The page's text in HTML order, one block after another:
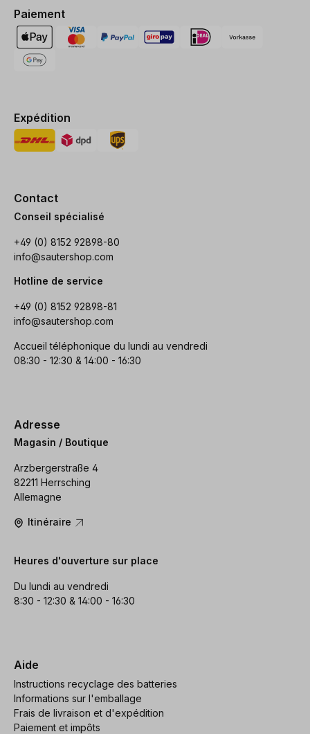
Paiement
Expédition
Contact
Conseil spécialisé
+49 (0) 8152 92898-80
info@sautershop.com
Hotline de service
+49 (0) 8152 92898-81
info@sautershop.com
Accueil téléphonique du lundi au vendredi
08:30 - 12:30 & 14:00 - 16:30
Adresse
Magasin / Boutique
Arzbergerstraße 4
82211 Herrsching
Allemagne
Itinéraire
Heures d'ouverture sur place
Du lundi au vendredi
8:30 - 12:30 & 14:00 - 16:30
Aide
Instructions recyclage des batteries
Informations sur l'emballage
Frais de livraison et d'expédition
Paiement et impôts